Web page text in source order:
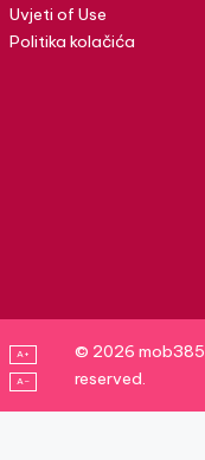
Uvjeti of Use
Politika kolačića
A+
A–
© 2026
reserved.